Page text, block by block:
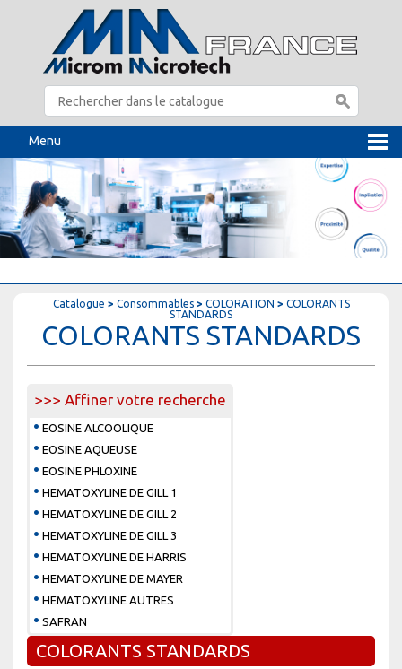
Menu
COLORANTS STANDARDS
Catalogue > Consommables > COLORATION > COLORANTS
STANDARDS
>>> Affiner votre recherche
EOSINE ALCOOLIQUE
EOSINE AQUEUSE
EOSINE PHLOXINE
HEMATOXYLINE DE GILL 1
HEMATOXYLINE DE GILL 2
HEMATOXYLINE DE GILL 3
HEMATOXYLINE DE HARRIS
HEMATOXYLINE DE MAYER
HEMATOXYLINE AUTRES
SAFRAN
COLORANTS STANDARDS